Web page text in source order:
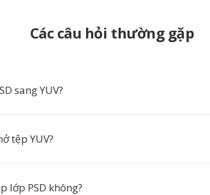
Các câu hỏi thường gặp
sang YUV?
tệp YUV?
lớp PSD không?